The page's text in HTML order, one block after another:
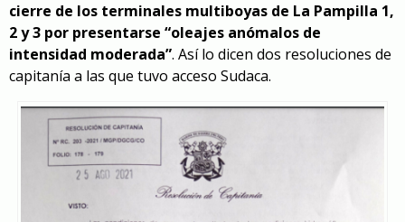
cierre de los terminales multiboyas de La Pampilla 1,
2 y 3 por presentarse “oleajes anómalos de
intensidad moderada”. Así lo dicen dos resoluciones de
capitanía a las que tuvo acceso Sudaca.